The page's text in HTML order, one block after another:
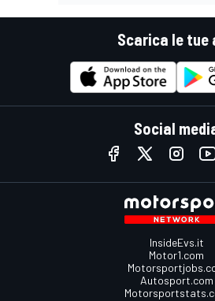
Scarica le tue
Social
InsideEvs.it
Motor1.com
Autosport.com